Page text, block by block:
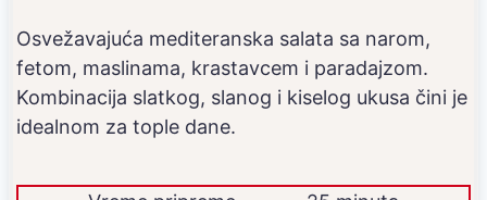
Osvežavajuća mediteranska salata sa narom,
fetom, maslinama, krastavcem i paradajzom.
Kombinacija slatkog, slanog i kiselog ukusa čini je
idealnom za tople dane.